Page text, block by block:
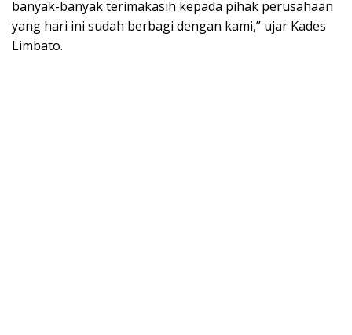
banyak-banyak terimakasih kepada pihak perusahaan
yang hari ini sudah berbagi dengan kami,” ujar Kades
Limbato.